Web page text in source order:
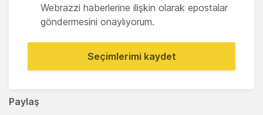
Paylaş
Webrazzi haberlerine ilişkin olarak epostalar
göndermesini onaylıyorum.
Seçimlerimi kaydet